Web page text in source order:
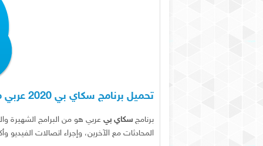
تحميل برنامج سكاي بي 2020 عربي مجانا - تنزيل سكايب Skype عربي
برنامج سكاي بي عربي هو من البرامج الشهيرة
المحادثات مع الآخرين، وإجراء اتصالات الفيديو